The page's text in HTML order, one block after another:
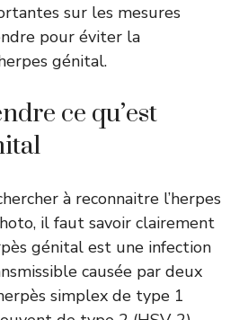
sur les mesures
pour éviter la
génital.
ce qu’est
à reconnaitre l’herpes
il faut savoir clairement
génital est une infection
causée par deux
simplex de type 1